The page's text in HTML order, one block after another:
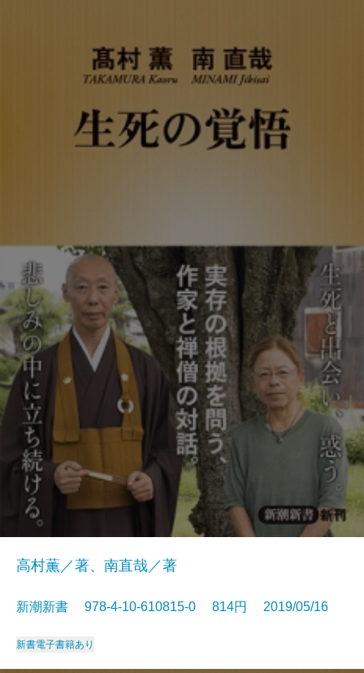
高村薫／著、南直哉／著
新潮新書 978-4-10-610815-0 814円 2019/05/16
新書電子書籍あり